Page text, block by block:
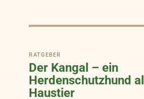
RATGEBER
Der Kangal – ein
Herdenschutzhund
Haustier